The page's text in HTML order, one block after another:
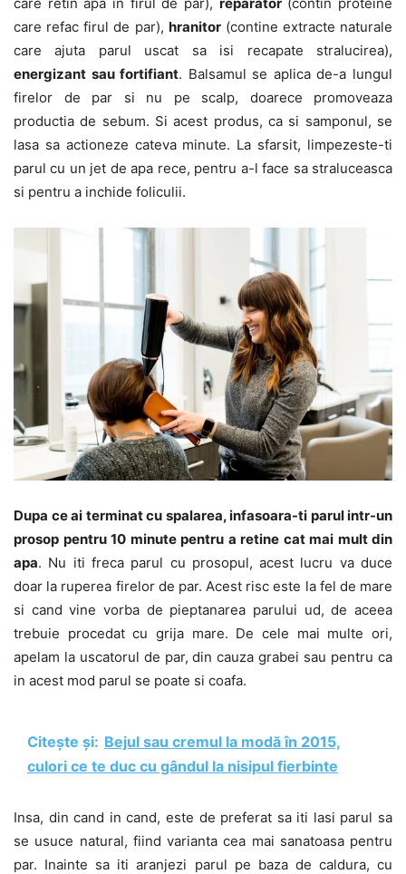
care refac firul de par), hranitor(contine extracte naturale
care ajuta parul uscat sa isi recapate stralucirea),
energizant sau fortifiant. Balsamul se aplica de-a lungul
firelor de par si nu pe scalp, doarece promoveaza
productia de sebum. Si acest produs, ca si samponul, se
lasa sa actioneze cateva minute. La sfarsit, limpezeste-ti
parul cu un jet de apa rece, pentru a-l face sa straluceasca
si pentru a inchide foliculii.
Dupa ce ai terminat cu spalarea, infasoara-ti parul intr-un
prosop pentru 10 minute pentru a retine cat mai mult din
apa. Nu iti freca parul cu prosopul, acest lucru va duce
doar la ruperea firelor de par. Acest risc este la fel de mare
si cand vine vorba de pieptanarea parului ud, de aceea
trebuie procedat cu grija mare. De cele mai multe ori,
apelam la uscatorul de par, din cauza grabei sau pentru ca
in acest mod parul se poate si coafa.
Citește și: Bejul sau cremul la modă în 2015,
culori ce te duc cu gândul la nisipul fierbinte
Insa, din cand in cand, este de preferat sa iti lasi parul sa
se usuce natural, fiind varianta cea mai sanatoasa pentru
par. Inainte sa iti aranjezi parul pe baza de caldura, cu